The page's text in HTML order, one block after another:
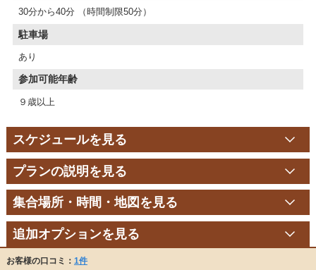
30分から40分 （時間制限50分）
駐車場
あり
参加可能年齢
９歳以上
スケジュールを見る
プランの説明を見る
集合場所・時間・地図を見る
追加オプションを見る
お客様の口コミ： 1件